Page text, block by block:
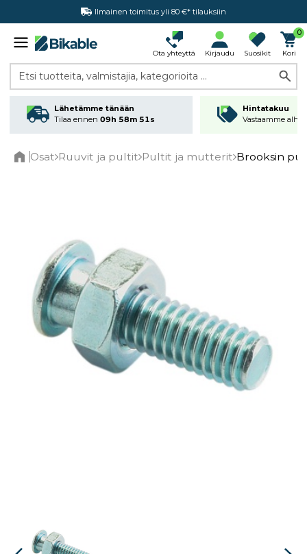
Ilmainen toimitus yli 80 €* tilauksiin
Hintatakuu
Ota yhteyttä Kirjaudu Suosikit
0
Kori
Etsi tuotteita, valmistajia, kategorioita ...
Lähetämme tänään
Tilaa ennen 09h 58m 51s
Hintatakuu
Vastaamme
Osat Ruuvit ja pultit Pultit ja mutterit Brooksin